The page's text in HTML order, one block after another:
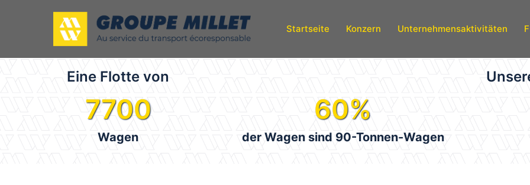
Startseite Konzern Unternehmensaktivitäten
Eine Flotte von
Wagen
7700
der Wagen sind 90-Tonnen-Wagen
60%